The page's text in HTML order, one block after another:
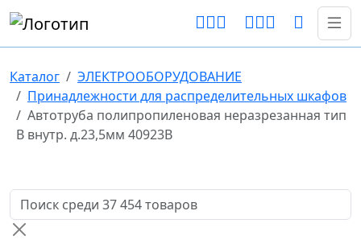
Каталог
ЭЛЕКТРООБОРУДОВАНИЕ
Принадлежности для распределительных шкафов
Автотруба полипропиленовая неразрезанная тип
В внутр. д.23,5мм 40923В
Поиск товаров по названию или артикулу